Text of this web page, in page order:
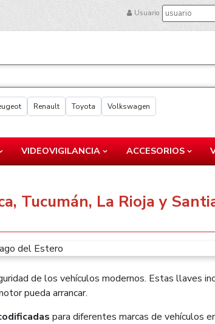
Usuario
Renault Toyota Volkswagen
VIDEOVIGILANCIA ACCESORIOS
Tucumán, La Rioja y
de los vehículos modernos. Estas llaves
pueda arrancar.
para diferentes marcas de vehículos